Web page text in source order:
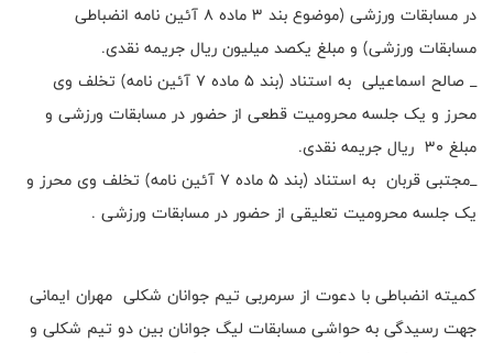
در مسابقات ورزشی (موضوع بند 3 ماده 8 آئین نامه انضباطی
مسابقات ورزشی) و مبلغ یکصد میلیون ریال جریمه نقدی.
_ صالح اسماعیلی به استناد (بند 5 ماده 7 آئین نامه) تخلف وی
محرز و یک جلسه محرومیت قطعی از حضور در مسابقات ورزشی و
مبلغ ۳۰ ریال جریمه نقدی.
_مجتبی قربان به استناد (بند 5 ماده 7 آئین نامه) تخلف وی محرز و
یک جلسه محرومیت تعلیقی از حضور در مسابقات ورزشی .
کمیته انضباطی با دعوت از سرمربی تیم جوانان شکلی مهران ایمانی
جهت رسیدگی به حواشی مسابقات لیگ جوانان بین دو تیم شکلی و